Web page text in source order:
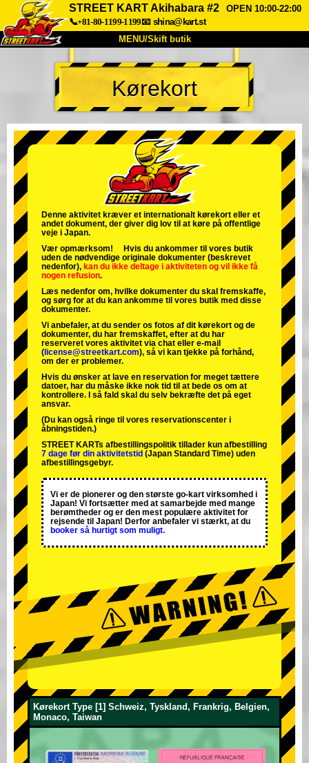
STREET KART Akihabara #2
OPEN 10:00-22:00
📞+81-80-1199-1199📧 shina@kart.st
MENU/Skift butik
TOP
Om Specifikationer Pris
Virksomhed Booking
Skift butik
Tokyo Shinagawa
Tokyo Akihabara#2
Tokyo Shibuya Annex Tokyo Bay
Tokyo Asakusa Osaka
Okinawa
Kørekort
Denne aktivitet kræver et internationalt kørekort eller et
andet dokument, der giver dig lov til at køre på offentlige
veje i Japan.
Vær opmærksom! Hvis du ankommer til vores butik
uden de nødvendige originale dokumenter (beskrevet
nedenfor), kan du ikke deltage i aktiviteten og vil ikke få
nogen refusion.
Læs nedenfor om, hvilke dokumenter du skal fremskaffe,
og sørg for at du kan ankomme til vores butik med disse
dokumenter.
Vi anbefaler, at du sender os fotos af dit kørekort og de
dokumenter, du har fremskaffet, efter at du har
reserveret vores aktivitet via chat eller e-mail
( license@streetkart.com), så vi kan tjekke på forhånd,
om der er problemer.
Hvis du ønsker at lave en reservation for meget tættere
datoer, har du måske ikke nok tid til at bede os om at
kontrollere. I så fald skal du selv bekræfte det på eget
ansvar.
(Du kan også ringe til vores reservationscenter i
åbningstiden.)
STREET KARTs afbestillingspolitik tillader kun afbestilling
7 dage før din aktivitetstid (Japan Standard Time) uden
afbestillingsgebyr.
Vi er de pionerer og den største go-kart virksomhed i
Japan! Vi fortsætter med at samarbejde med mange
berømtheder og er den mest populære aktivitet for
rejsende til Japan! Derfor anbefaler vi stærkt, at du
booker så hurtigt som muligt.
Kørekort Type [1] Schweiz, Tyskland, Frankrig, Belgien,
Monaco, Taiwan